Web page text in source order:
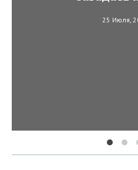
25 Июля,